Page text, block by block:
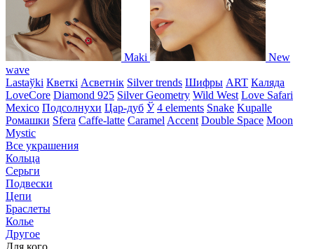
Maki
New
wave
Lastaўki Кветкі Асветнiк Silver trends Шифры ART Каляда
LoveCore Diamond 925 Silver Geometry Wild West Love Safari
Mexico Подсолнухи Цар-дуб Ў 4 elements Snake Kupalle
Ромашки Sfera Caffe-latte Caramel Accent Double Space Moon
Mystic
Все украшения
Кольца
Серьги
Подвески
Цепи
Браслеты
Колье
Другое
Для кого